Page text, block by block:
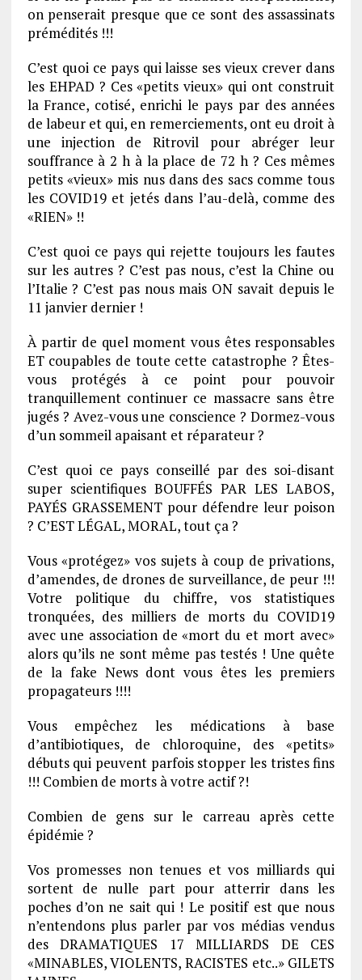
on penserait presque que ce sont des assassinats
prémédités !!!
C’est quoi ce pays qui laisse ses vieux crever dans
les EHPAD ? Ces «petits vieux» qui ont construit
la France, cotisé, enrichi le pays par des années
de labeur et qui, en remerciements, ont eu droit à
une injection de Ritrovil pour abréger leur
souffrance à 2 h à la place de 72 h ? Ces mêmes
petits «vieux» mis nus dans des sacs comme tous
les COVID19 et jetés dans l’au-delà, comme des
«RIEN» !!
C’est quoi ce pays qui rejette toujours les fautes
sur les autres ? C’est pas nous, c’est la Chine ou
l’Italie ? C’est pas nous mais ON savait depuis le
11 janvier dernier !
À partir de quel moment vous êtes responsables
ET coupables de toute cette catastrophe ? Êtes-
vous protégés à ce point pour pouvoir
tranquillement continuer ce massacre sans être
jugés ? Avez-vous une conscience ? Dormez-vous
d’un sommeil apaisant et réparateur ?
C’est quoi ce pays conseillé par des soi-disant
super scientifiques BOUFFÉS PAR LES LABOS,
PAYÉS GRASSEMENT pour défendre leur poison
? C’EST LÉGAL, MORAL, tout ça ?
Vous «protégez» vos sujets à coup de privations,
d’amendes, de drones de surveillance, de peur !!!
Votre politique du chiffre, vos statistiques
tronquées, des milliers de morts du COVID19
avec une association de «mort du et mort avec»
alors qu’ils ne sont même pas testés ! Une quête
de la fake News dont vous êtes les premiers
propagateurs !!!!
Vous empêchez les médications à base
d’antibiotiques, de chloroquine, des «petits»
débuts qui peuvent parfois stopper les tristes fins
!!! Combien de morts à votre actif ?!
Combien de gens sur le carreau après cette
épidémie ?
Vos promesses non tenues et vos milliards qui
sortent de nulle part pour atterrir dans les
poches d’on ne sait qui ! Le positif est que nous
n’entendons plus parler par vos médias vendus
des DRAMATIQUES 17 MILLIARDS DE CES
«MINABLES, VIOLENTS, RACISTES etc..» GILETS